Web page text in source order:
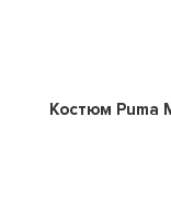
Костюм Puma